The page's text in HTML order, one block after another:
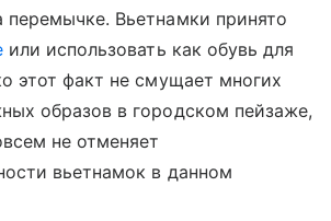
Вьетнамки принято
или использовать как обувь для
этот факт не смущает многих
образов в городском пейзаже,
не отменяет
вьетнамок в данном